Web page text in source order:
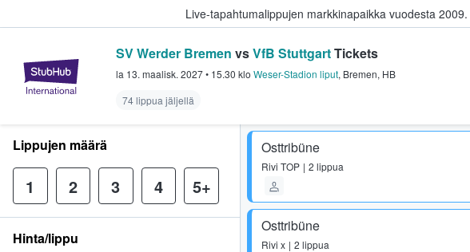
Live-tapahtumalippujen markkinapaikka vuodesta 2009.
StubHub - missä fanit ostavat ja myyvät lippuja
SV Werder Bremen vsVfB StuttgartTickets
la 13. maalisk. 2027• 15.30 klo Weser-Stadion liput, Bremen, HB
74 lippua jäljellä
Osttribüne
Rivi TOP 2 lippua
Osttribüne
Rivi x 2 lippua
Lippujen määrä
1 2 3 4 5+
Hinta/lippu